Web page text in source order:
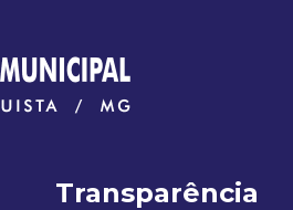
Transparência